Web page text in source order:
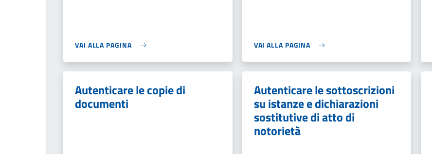
VAI ALLA PAGINA VAI ALLA PAGINA
Autenticare le copie di
documenti
Autenticare le sottoscrizioni
su istanze e dichiarazioni
sostitutive di atto di
notorietà